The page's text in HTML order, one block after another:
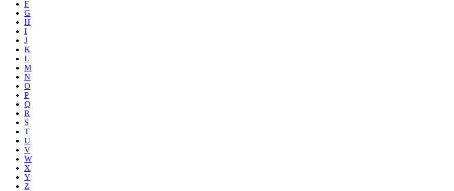
F
G
H
I
J
K
L
M
N
O
P
Q
R
S
T
U
V
W
X
Y
Z